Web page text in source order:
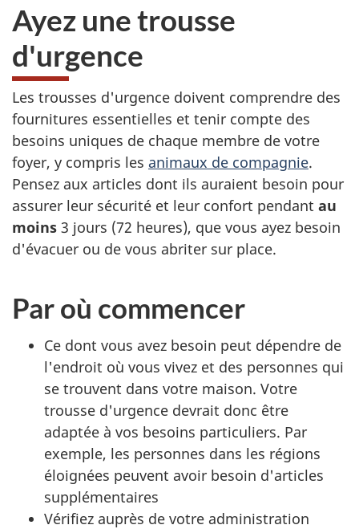
Ayez une trousse
d'urgence
Les trousses d'urgence doivent comprendre des
fournitures essentielles et tenir compte des
besoins uniques de chaque membre de votre
foyer, y compris les animaux de compagnie.
Pensez aux articles dont ils auraient besoin pour
assurer leur sécurité et leur confort pendant au
moins 3 jours (72 heures), que vous ayez besoin
d'évacuer ou de vous abriter sur place.
Par où commencer
Ce dont vous avez besoin peut dépendre de
l'endroit où vous vivez et des personnes qui
se trouvent dans votre maison. Votre
trousse d'urgence devrait donc être
adaptée à vos besoins particuliers. Par
exemple, les personnes dans les régions
éloignées peuvent avoir besoin d'articles
supplémentaires
Vérifiez auprès de votre administration